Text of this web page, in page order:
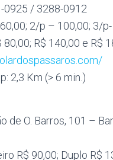
0925 / 3288-0912
2/p – 100,00; 3/
R$ 140,00 e R$
2,3 Km (> 6 min.)
de O. Barros, 101 –
R$ 90,00; Duplo R$